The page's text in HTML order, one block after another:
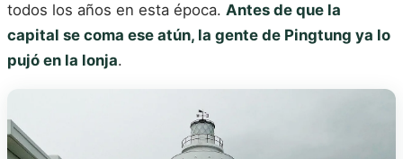
todos los años en esta época. Antes de que la
capital se coma ese atún, la gente de Pingtung ya lo
pujó en la lonja.